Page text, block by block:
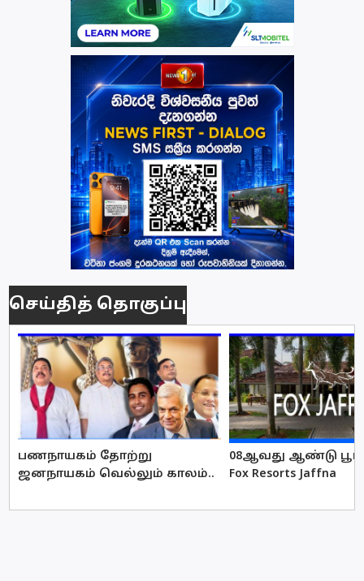
செய்தித் தொகுப்பு
பணநாயகம் தோற்று
ஜனநாயகம் வெல்லும் காலம்..
08ஆவது ஆண்டு
Fox Resorts Jaffna